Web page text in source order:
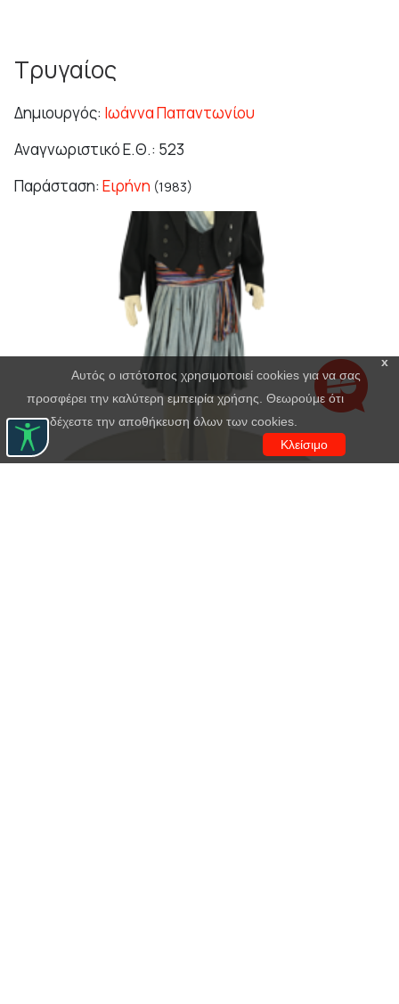
Τρυγαίος
Δημιουργός: Ιωάννα Παπαντωνίου
Αναγνωριστικό Ε.Θ.: 523
Παράσταση: Ειρήνη (1983)
x
Αυτός ο ιστότοπος χρησιμοποιεί cookies για να σας
προσφέρει την καλύτερη εμπειρία χρήσης. Θεωρούμε ότι
αποδέχεστε την αποθήκευση όλων των cookies.
Κλείσιμο